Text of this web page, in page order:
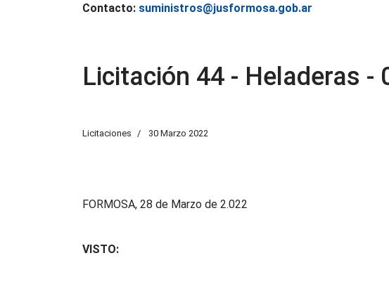
Contacto: suministros@jusformosa.gob.ar
Licitación 44 - Heladeras -
Licitaciones 30 Marzo 2022
FORMOSA, 28 de Marzo de 2.022
VISTO: